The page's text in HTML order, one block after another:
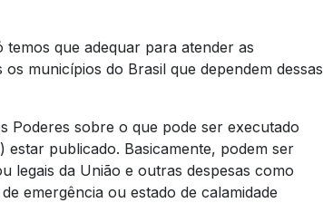
que adequar para atender as
municípios do Brasil que dependem dessas
Poderes sobre o que pode ser executado
estar publicado. Basicamente, podem ser
legais da União e outras despesas como
emergência ou estado de calamidade